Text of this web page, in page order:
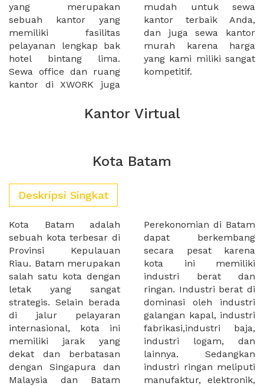
yang merupakan
sebuah kantor yang
memiliki fasilitas
pelayanan lengkap bak
hotel bintang lima.
Sewa office dan ruang
kantor di XWORK juga
mudah untuk sewa
kantor terbaik Anda,
dan juga sewa kantor
murah karena harga
yang kami miliki sangat
kompetitif.
Kantor Virtual
Kota Batam
Deskripsi Singkat
Kota Batam adalah
sebuah kota terbesar di
Provinsi Kepulauan
Riau. Batam merupakan
salah satu kota dengan
letak yang sangat
strategis. Selain berada
di jalur pelayaran
internasional, kota ini
memiliki jarak yang
dekat dan berbatasan
dengan Singapura dan
Malaysia dan Batam
Perekonomian di Batam
dapat berkembang
secara pesat karena
kota ini memiliki
industri berat dan
ringan. Industri berat di
dominasi oleh industri
galangan kapal, industri
fabrikasi,industri baja,
industri logam, dan
lainnya. Sedangkan
industri ringan meliputi
manufaktur, elektronik,